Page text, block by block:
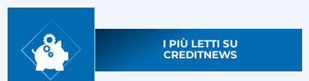
I PIÙ LETTI SU
CREDITNEWS